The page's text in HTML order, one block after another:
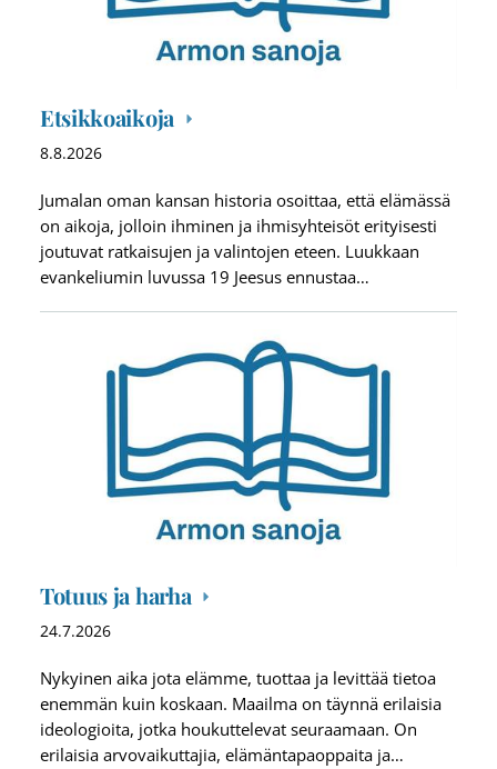
Etsikkoaikoja
8.8.2026
Jumalan oman kansan historia osoittaa, että elämässä
on aikoja, jolloin ihminen ja ihmisyhteisöt erityisesti
joutuvat ratkaisujen ja valintojen eteen. Luukkaan
evankeliumin luvussa 19 Jeesus ennustaa…
Totuus ja harha
24.7.2026
Nykyinen aika jota elämme, tuottaa ja levittää tietoa
enemmän kuin koskaan. Maailma on täynnä erilaisia
ideologioita, jotka houkuttelevat seuraamaan. On
erilaisia arvovaikuttajia, elämäntapaoppaita ja…